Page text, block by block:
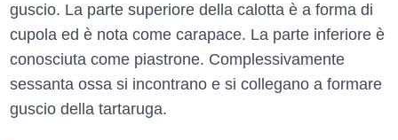
guscio. La parte superiore della calotta è a forma di
cupola ed è nota come carapace. La parte inferiore è
conosciuta come piastrone. Complessivamente
sessanta ossa si incontrano e si collegano a formare
guscio della tartaruga.